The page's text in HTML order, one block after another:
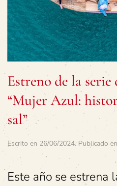
Estreno de la
“Mujer Azul:
sal”
Escrito en 26/06/2024. Publicado en
Este año se estrena